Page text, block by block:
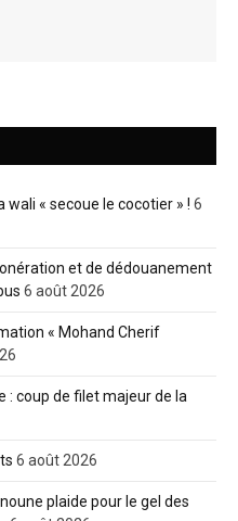
« secoue le cocotier » ! 6
et de dédouanement
6 août 2026
« Mohand Cherif
: coup de filet majeur de la
6 août 2026
plaide pour le gel des